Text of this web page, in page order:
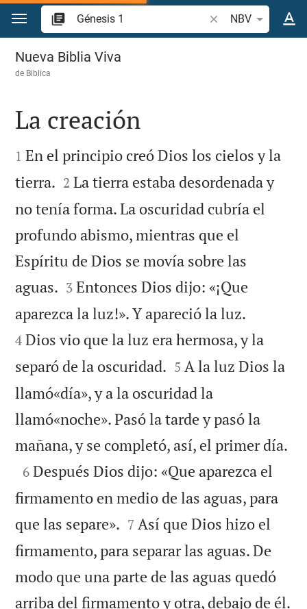
Ir a un contenido
Buscar versículo
NBV
Génesis 1
Nueva Biblia Viva
de Biblica

La creación

1 En el principio creó Dios los cielos y la
tierra. 

2 La tierra estaba desordenada y
no tenía forma. La oscuridad cubría el
profundo abismo, mientras que el
Espíritu de Dios se movía sobre las
aguas. 

3 Entonces Dios dijo: «¡Que
aparezca la luz!». Y apareció la luz.
4 Dios vio que la luz era hermosa, y la
separó de la oscuridad. 

5 A la luz Dios la
llamó«día», y a la oscuridad la
llamó«noche». Pasó la tarde y pasó la
mañana, y se completó, así, el primer día.

6 Después Dios dijo: «Que aparezca el
firmamento en medio de las aguas, para
que las separe». 

7 Así que Dios hizo el
firmamento, para separar las aguas. De
modo que una parte de las aguas quedó
arriba del firmamento y otra, debajo de él.